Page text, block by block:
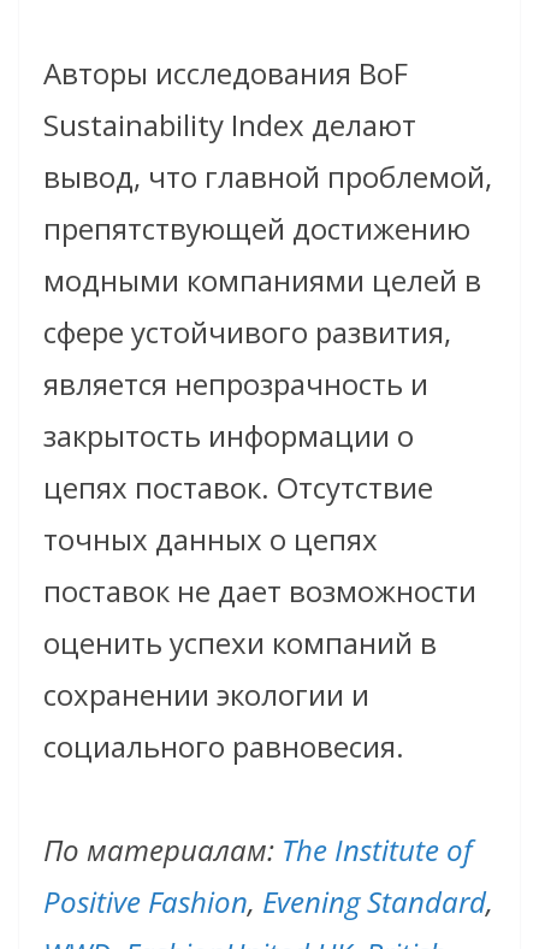
Авторы исследования BoF
Sustainability Index делают
вывод, что главной проблемой,
препятствующей достижению
модными компаниями целей в
сфере устойчивого развития,
является непрозрачность и
закрытость информации о
цепях поставок. Отсутствие
точных данных о цепях
поставок не дает возможности
оценить успехи компаний в
сохранении экологии и
социального равновесия.
По материалам: The Institute of
Positive Fashion, Evening Standard,